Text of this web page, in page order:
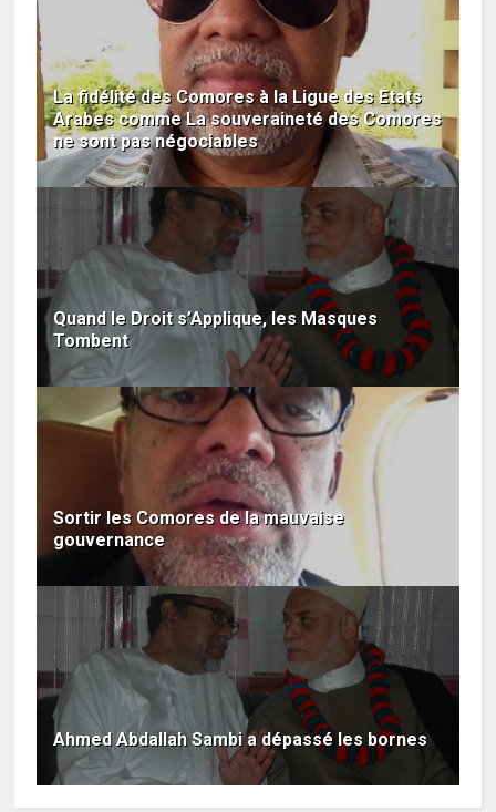
La fidélité des Comores à la Ligue des Etats
Arabes comme La souveraineté des Comores
ne sont pas négociables
Quand le Droit s’Applique, les Masques
Tombent
Sortir les Comores de la mauvaise
gouvernance
Ahmed Abdallah Sambi a dépassé les bornes